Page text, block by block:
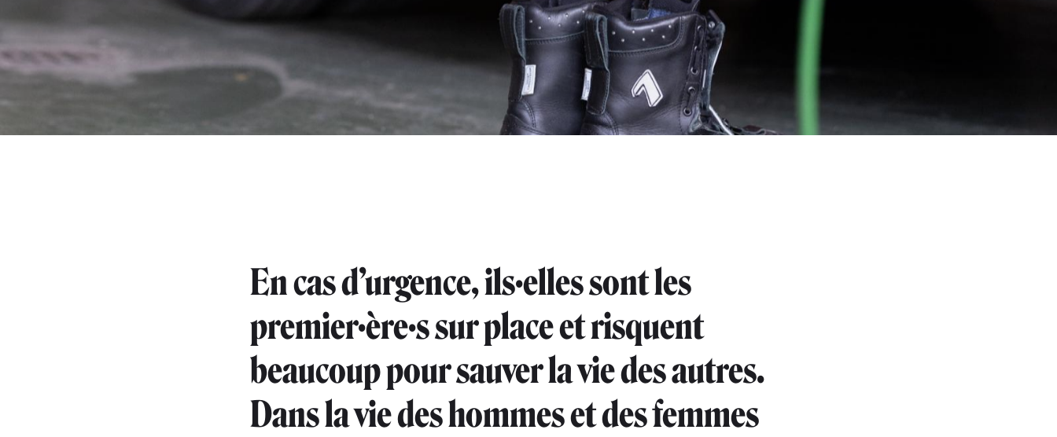
En cas d’urgence, ils·elles sont les
premier·ère·s sur place et risquent
beaucoup pour sauver la vie des autres.
Dans la vie des hommes et des femmes